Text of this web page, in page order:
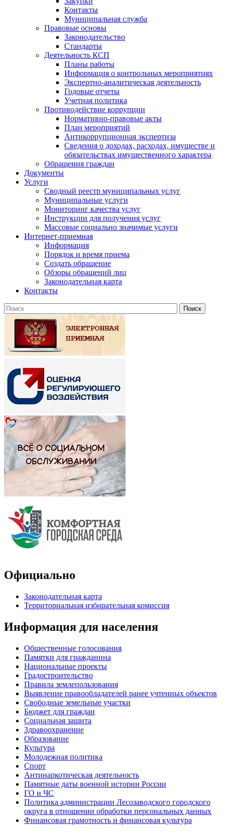
Контакты
Муниципальная служба
Правовые основы
Законодательство
Стандарты
Деятельность КСП
Планы работы
Информация о контрольных мероприятиях
Экспертно-аналитическая деятельность
Годовые отчеты
Учетная политика
Противодействие коррупции
Нормативно-правовые акты
План мероприятий
Антикоррупционная экспертиза
Сведения о доходах, расходах, имуществе и
обязательствах имущественного характера
Обращения граждан
Документы
Услуги
Сводный реестр муниципальных услуг
Муниципальные услуги
Мониторинг качества услуг
Инструкции для получения услуг
Массовые социально значимые услуги
Интернет-приемная
Информация
Порядок и время приема
Создать обращение
Обзоры обращений лиц
Законодательная карта
Контакты
Официально
Законодательная карта
Территориальная избирательная комиссия
Информация для населения
Общественные голосования
Памятки для гражданина
Национальные проекты
Градостроительство
Правила землепользования
Выявление правообладателей ранее учтенных объектов
Свободные земельные участки
Бюджет для граждан
Социальная защита
Здравоохранение
Образование
Культура
Молодежная политика
Спорт
Антинаркотическая деятельность
Памятные даты военной истории России
ГО и ЧС
Политика администрации Лесозаводского городского
округа в отношении обработки персональных данных
Финансовая грамотность и финансовая культура